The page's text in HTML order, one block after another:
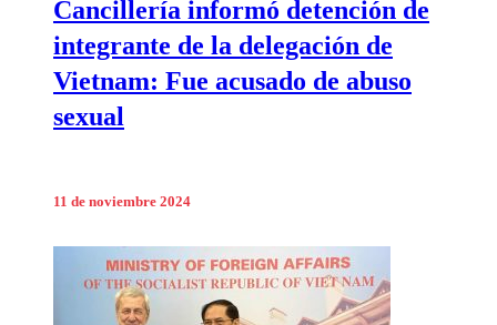
Cancillería informó detención de
integrante de la delegación de
Vietnam: Fue acusado de abuso
sexual
11 de noviembre 2024